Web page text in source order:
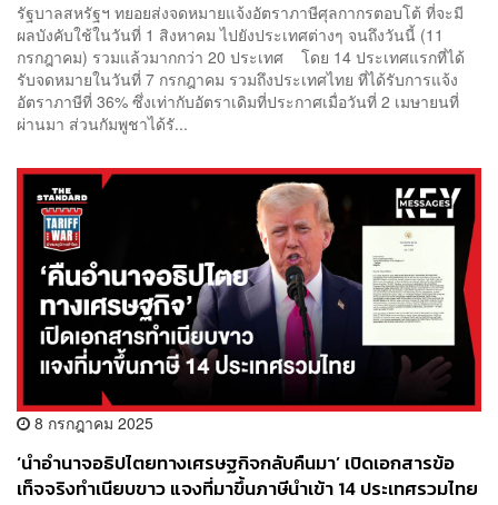
รัฐบาลสหรัฐฯ ทยอยส่งจดหมายแจ้งอัตราภาษีศุลกากรตอบโต้ ที่จะมี
ผลบังคับใช้ในวันที่ 1 สิงหาคม ไปยังประเทศต่างๆ จนถึงวันนี้ (11
กรกฎาคม) รวมแล้วมากกว่า 20 ประเทศ โดย 14 ประเทศแรกที่ได้
รับจดหมายในวันที่ 7 กรกฎาคม รวมถึงประเทศไทย ที่ได้รับการแจ้ง
อัตราภาษีที่ 36% ซึ่งเท่ากับอัตราเดิมที่ประกาศเมื่อวันที่ 2 เมษายนที่
ผ่านมา ส่วนกัมพูชาได้รั...
8 กรกฎาคม 2025
‘นำอำนาจอธิปไตยทางเศรษฐกิจกลับคืนมา’ เปิดเอกสารข้อ
เท็จจริงทำเนียบขาว แจงที่มาขึ้นภาษีนำเข้า 14 ประเทศรวมไทย